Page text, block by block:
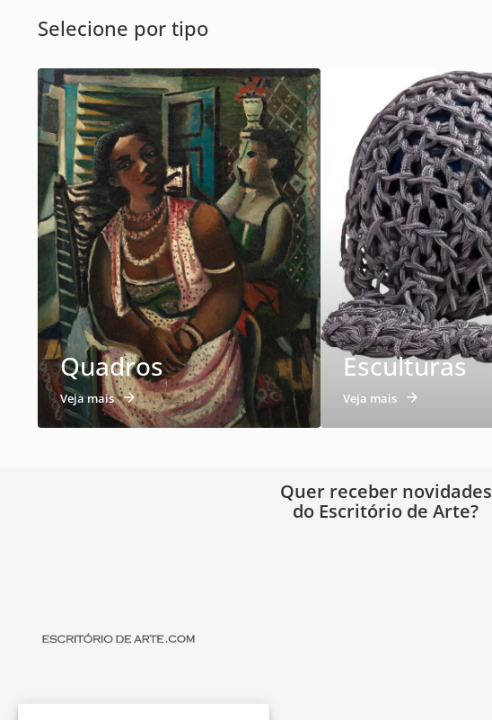
Selecione por tipo
Quadros
Veja mais
Esculturas
Veja mais
Quer receber novidades
do Escritório de Arte?